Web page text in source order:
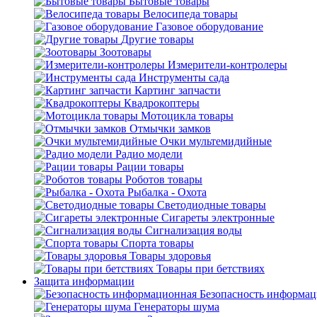
Велосипеда товары
Газовое оборудование
Другие товары
Зоотовары
Измерители-контролеры
Инструменты сада
Картинг запчасти
Квадрокоптеры
Мотоцикла товары
Отмычки замков
Очки мультемидийные
Радио модели
Рации товары
Роботов товары
Рыбалка - Охота
Светодиодные товары
Сигареты электронные
Сигнализация воды
Спорта товары
Товары здоровья
Товары при бетствиях
Защита информации
Безопасность
Генераторы шума